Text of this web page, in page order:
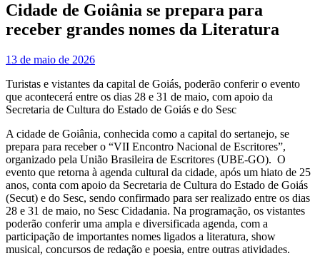
Cidade de Goiânia se prepara para
receber grandes nomes da Literatura
13 de maio de 2026
Turistas e vistantes da capital de Goiás, poderão conferir o evento
que acontecerá entre os dias 28 e 31 de maio, com apoio da
Secretaria de Cultura do Estado de Goiás e do Sesc
A cidade de Goiânia, conhecida como a capital do sertanejo, se
prepara para receber o “VII Encontro Nacional de Escritores”,
organizado pela União Brasileira de Escritores (UBE-GO). O
evento que retorna à agenda cultural da cidade, após um hiato de 25
anos, conta com apoio da Secretaria de Cultura do Estado de Goiás
(Secut) e do Sesc, sendo confirmado para ser realizado entre os dias
28 e 31 de maio, no Sesc Cidadania. Na programação, os vistantes
poderão conferir uma ampla e diversificada agenda, com a
participação de importantes nomes ligados a literatura, show
musical, concursos de redação e poesia, entre outras atividades.